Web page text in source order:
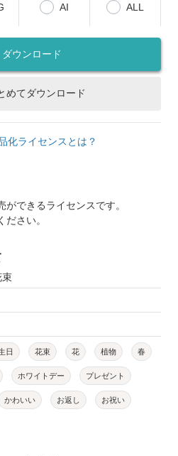
AI ALL
ダウンロード
めてダウンロード
化ライセンスとは？
できるライセンスです。
さい。
束
日 花束 花 植物 春
ホワイトデー プレゼント
かわいい お返し お祝い